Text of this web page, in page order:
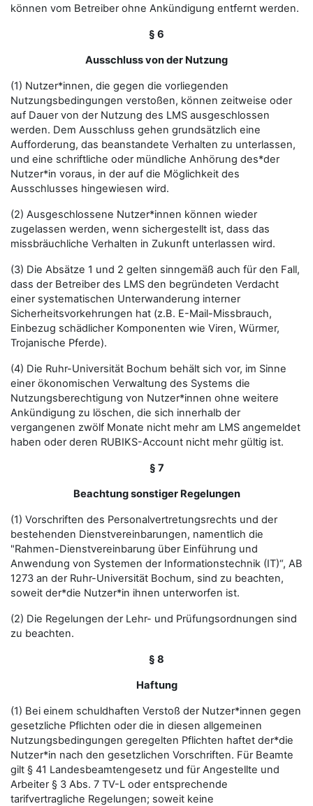
können vom Betreiber ohne Ankündigung entfernt werden.
§ 6
Ausschluss von der Nutzung
(1) Nutzer*innen, die gegen die vorliegenden
Nutzungsbedingungen verstoßen, können zeitweise oder
auf Dauer von der Nutzung des LMS ausgeschlossen
werden. Dem Ausschluss gehen grundsätzlich eine
Aufforderung, das beanstandete Verhalten zu unterlassen,
und eine schriftliche oder mündliche Anhörung des*der
Nutzer*in voraus, in der auf die Möglichkeit des
Ausschlusses hingewiesen wird.
(2) Ausgeschlossene Nutzer*innen können wieder
zugelassen werden, wenn sichergestellt ist, dass das
missbräuchliche Verhalten in Zukunft unterlassen wird.
(3) Die Absätze 1 und 2 gelten sinngemäß auch für den Fall,
dass der Betreiber des LMS den begründeten Verdacht
einer systematischen Unterwanderung interner
Sicherheitsvorkehrungen hat (z.B. E-Mail-Missbrauch,
Einbezug schädlicher Komponenten wie Viren, Würmer,
Trojanische Pferde).
(4) Die Ruhr-Universität Bochum behält sich vor, im Sinne
einer ökonomischen Verwaltung des Systems die
Nutzungsberechtigung von Nutzer*innen ohne weitere
Ankündigung zu löschen, die sich innerhalb der
vergangenen zwölf Monate nicht mehr am LMS angemeldet
haben oder deren RUBIKS-Account nicht mehr gültig ist.
§ 7
Beachtung sonstiger Regelungen
(1) Vorschriften des Personalvertretungsrechts und der
bestehenden Dienstvereinbarungen, namentlich die
"Rahmen-Dienstvereinbarung über Einführung und
Anwendung von Systemen der Informationstechnik (IT)“, AB
1273 an der Ruhr-Universität Bochum, sind zu beachten,
soweit der*die Nutzer*in ihnen unterworfen ist.
(2) Die Regelungen der Lehr- und Prüfungsordnungen sind
zu beachten.
§ 8
Haftung
(1) Bei einem schuldhaften Verstoß der Nutzer*innen gegen
gesetzliche Pflichten oder die in diesen allgemeinen
Nutzungsbedingungen geregelten Pflichten haftet der*die
Nutzer*in nach den gesetzlichen Vorschriften. Für Beamte
gilt § 41 Landesbeamtengesetz und für Angestellte und
Arbeiter § 3 Abs. 7 TV-L oder entsprechende
tarifvertragliche Regelungen; soweit keine